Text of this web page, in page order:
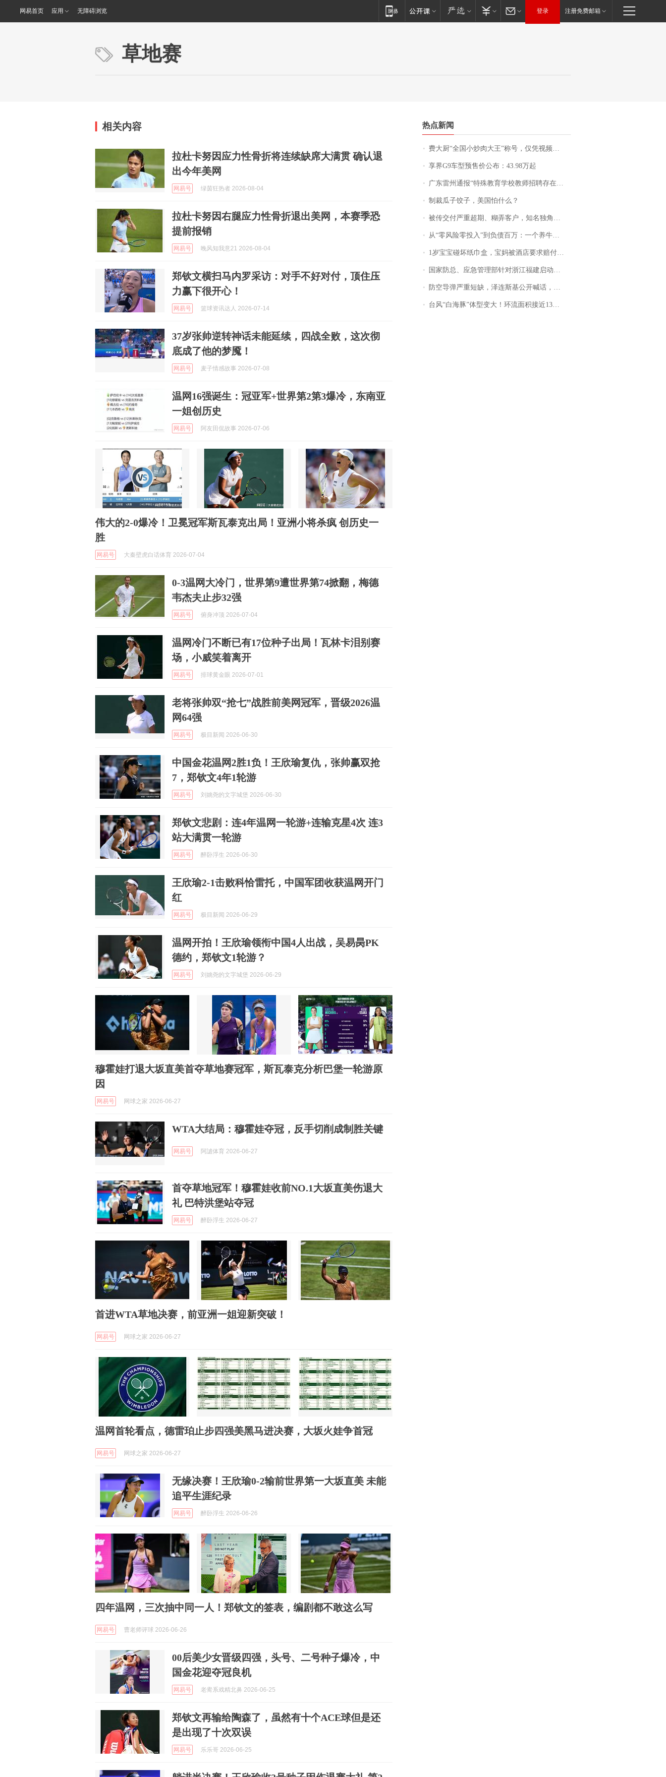
网易首页 应用 无障碍浏览 登录 注册免费邮箱
草地赛
相关内容
拉杜卡努因应力性骨折将连续缺席大满贯 确认退
出今年美网
网易号 绿茵狂热者 2026-08-04
拉杜卡努因右腿应力性骨折退出美网，本赛季恐
提前报销
网易号 晚风知我意21 2026-08-04
郑钦文横扫马内罗采访：对手不好对付，顶住压
力赢下很开心！
网易号 篮球资讯达人 2026-07-14
37岁张帅逆转神话未能延续，四战全败，这次彻
底成了他的梦魇！
网易号 麦子情感故事 2026-07-08
温网16强诞生：冠亚军+世界第2第3爆冷，东南亚
一姐创历史
网易号 阿友田侃故事 2026-07-06
伟大的2-0爆冷！卫冕冠军斯瓦泰克出局！亚洲小将杀疯 创历史一
胜
网易号 大秦壁虎白话体育 2026-07-04
0-3温网大冷门，世界第9遭世界第74掀翻，梅德
韦杰夫止步32强
网易号 俯身冲顶 2026-07-04
温网冷门不断已有17位种子出局！瓦林卡泪别赛
场，小威笑着离开
网易号 排球黄金眼 2026-07-01
老将张帅双“抢七”战胜前美网冠军，晋级2026温
网64强
网易号 极目新闻 2026-06-30
中国金花温网2胜1负！王欣瑜复仇，张帅赢双抢
7，郑钦文4年1轮游
网易号 刘姚尧的文字城堡 2026-06-30
郑钦文悲剧：连4年温网一轮游+连输克星4次 连3
站大满贯一轮游
网易号 醉卧浮生 2026-06-30
王欣瑜2-1击败科恰雷托，中国军团收获温网开门
红
网易号 极目新闻 2026-06-29
温网开拍！王欣瑜领衔中国4人出战，吴易昺PK
德约，郑钦文1轮游？
网易号 刘姚尧的文字城堡 2026-06-29
穆霍娃打退大坂直美首夺草地赛冠军，斯瓦泰克分析巴堡一轮游原
因
网易号 网球之家 2026-06-27
WTA大结局：穆霍娃夺冠，反手切削成制胜关键
网易号 阿謯体育 2026-06-27
首夺草地冠军！穆霍娃收前NO.1大坂直美伤退大
礼 巴特洪堡站夺冠
网易号 醉卧浮生 2026-06-27
首进WTA草地决赛，前亚洲一姐迎新突破！
网易号 网球之家 2026-06-27
温网首轮看点，德雷珀止步四强美黑马进决赛，大坂火娃争首冠
网易号 网球之家 2026-06-27
无缘决赛！王欣瑜0-2输前世界第一大坂直美 未能
追平生涯纪录
网易号 醉卧浮生 2026-06-26
四年温网，三次抽中同一人！郑钦文的签表，编剧都不敢这么写
网易号 曹老师评球 2026-06-26
00后美少女晋级四强，头号、二号种子爆冷，中
国金花迎夺冠良机
网易号 老觷系戏精北鼻 2026-06-25
郑钦文再输给陶森了，虽然有十个ACE球但是还
是出现了十次双误
网易号 乐乐哥 2026-06-25
热点新闻
费大厨“全国小炒肉大王”称号，仅凭视频评出？中国烹饪协会回应
享界G9车型预售价公布：43.98万起
广东雷州通报“特殊教育学校教师招聘存在违规行为”：已启动问责程序 副校长被停职
制裁瓜子饺子，美国怕什么？
被传交付严重超期、糊弄客户，知名独角兽车企创始人回应：都没证据，将依法采取措施，“本人长期与美国交管局保持沟通，对方表示肯定”
从“零风险零投入”到负债百万：一个养牛项目崩盘后，谁该为农户的贷款买单丨红星调查
1岁宝宝碰坏纸巾盒，宝妈被酒店要求赔付924元！三亚一酒店回复：骨瓷定制！网友一查价格，吵翻了
国家防总、应急管理部针对浙江福建启动防汛防台风四级应急响应
防空导弹严重短缺，泽连斯基公开喊话，乌克兰失去导弹拦截能力？
台风“白海豚”体型变大！环流面积接近13个浙江那么大